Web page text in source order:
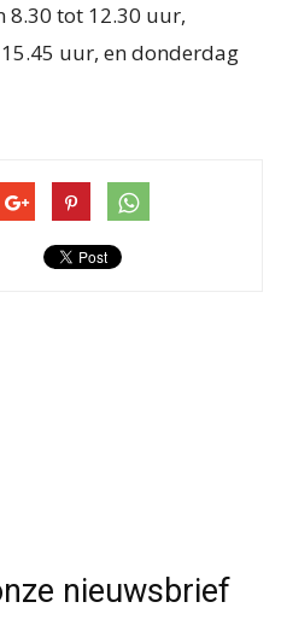
8.30 tot 12.30 uur,
uur, en donderdag
nieuwsbrief